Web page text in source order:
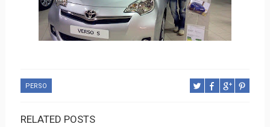
PERSO
RELATED POSTS